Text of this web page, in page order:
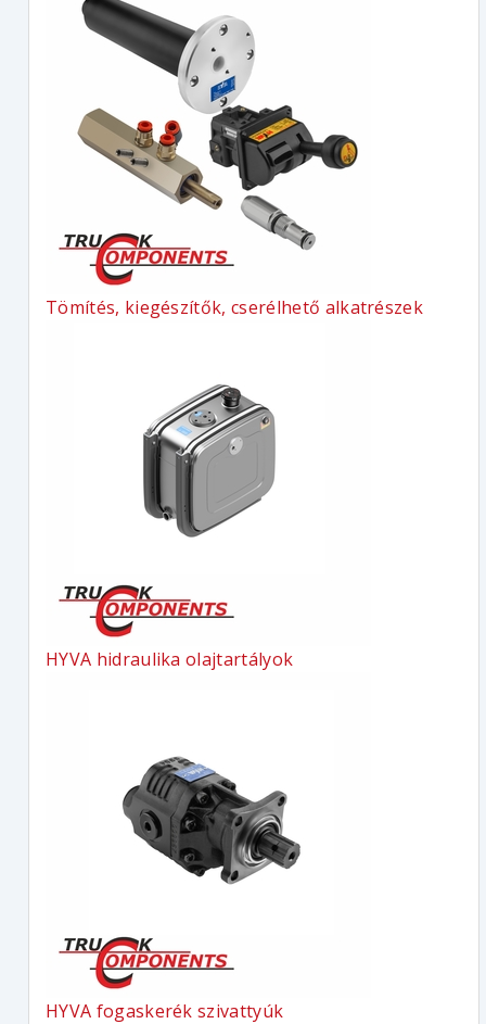
Tömítés, kiegészítők, cserélhető alkatrészek
HYVA hidraulika olajtartályok
HYVA fogaskerék szivattyúk